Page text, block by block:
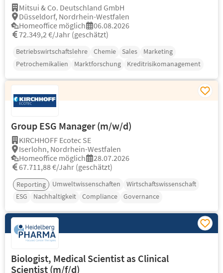
Mitsui & Co. Deutschland GmbH
Düsseldorf, Nordrhein-Westfalen
Homeoffice möglich
06.08.2026
72.349,2 €/Jahr (geschätzt)
Betriebswirtschaftslehre Chemie Sales
Marketing
Petrochemikalien
Marktforschung Kreditrisikomanagement
Group ESG Manager (m/w/d)
KIRCHHOFF Ecotec SE
Iserlohn, Nordrhein-Westfalen
Homeoffice möglich
28.07.2026
67.711,88 €/Jahr (geschätzt)
Reporting Umweltwissenschaften
Wirtschaftswissenschaft
ESG
Nachhaltigkeit Compliance Governance
Biologist, Medical Scientist as Clinical
Scientist (m/f/d)